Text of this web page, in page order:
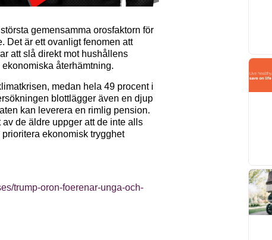
gemensamma orosfaktorn för
Det är ett ovanligt fenomen att
att slå direkt mot hushållens
återhämtning.
medan hela 49 procent i
blottlägger även en djup
kan leverera en rimlig pension.
de äldre uppger att de inte alls
ekonomisk trygghet
trump-oron-foerenar-unga-och-